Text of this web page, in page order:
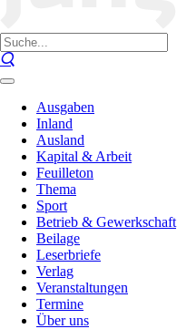
Ausgaben
Inland
Ausland
Kapital & Arbeit
Feuilleton
Thema
Sport
Betrieb & Gewerkschaft
Beilage
Leserbriefe
Verlag
Veranstaltungen
Termine
Über uns